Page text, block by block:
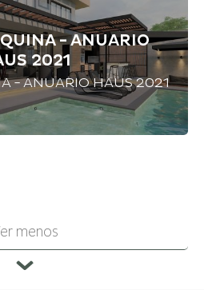
- ANUARIO
2021
- ANUARIO HAUS 2021